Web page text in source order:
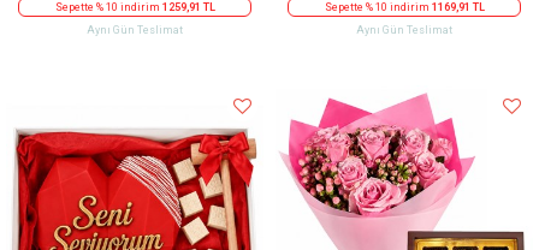
Sepette % 10 indirim 1259,91 TL
Aynı Gün Teslimat
Sepette % 10 indirim 1169,91 TL
Aynı Gün Teslimat